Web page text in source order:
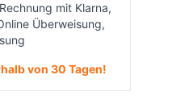
mit Klarna,
Überweisung,
von 30 Tagen!